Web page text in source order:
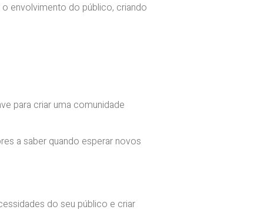
envolvimento do público, criando
para criar uma comunidade
a saber quando esperar novos
do seu público e criar